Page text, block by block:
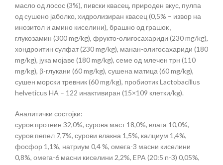
масло од лосос (3%), пивски квасец, природен вкус, пулпа
од сушено јаболко, хидролизиран квасец (0,5% – извор на
инозитол и амино киселини), брашно од грашок ,
глукозамин (300 mg/kg), фрукто-олигосахариди (230 mg/kg),
хондроитин сулфат (230 mg/kg), манан-олигосахариди (180
mg/kg), јука мојаве (180 mg/kg), семе од млечен трн (110
mg/kg), β-глукани (60 mg/kg), сушена матица (60 mg/kg),
сушен морски тревник (60 mg/kg), пробиотик Lactobacillus
helveticus HA – 122 инактивиран (15×109 клетки/kg).
Аналитички состојки:
суров протеин 32,0%, сурова маст 18,0%, влага 10,0%,
суров пепел 7,7%, сурови влакна 1,5%, калциум 1,4%,
фосфор 1,1%, натриум 0,4 %, омега-3 масни киселини
0,8%, омега-6 масни киселини 2,2%, EPA (20:5 n-3) 0,05%,